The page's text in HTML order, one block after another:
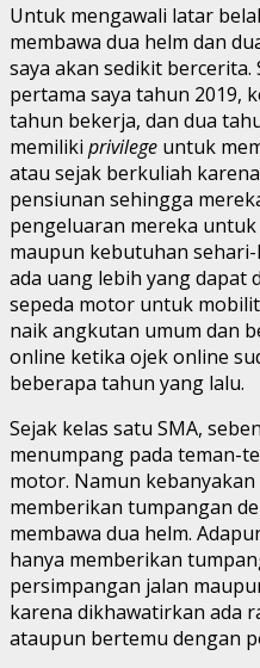
Untuk mengawali latar
membawa dua helm dan
saya akan sedikit
pertama saya tahun 2019,
tahun bekerja, dan dua
memiliki privilege untuk
atau sejak berkuliah
pensiunan sehingga
pengeluaran mereka
maupun kebutuhan
ada uang lebih yang dapat
sepeda motor untuk
naik angkutan umum dan
online ketika ojek online
beberapa tahun yang lalu.
Sejak kelas satu SMA,
menumpang pada teman-
motor. Namun
memberikan tumpangan
membawa dua helm.
hanya memberikan
persimpangan jalan
karena dikhawatirkan ada
ataupun bertemu dengan